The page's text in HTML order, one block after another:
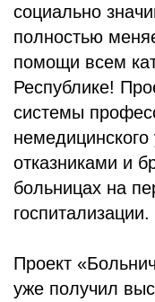
социально
полностью
помощи всем
Республике!
системы
отказниками и
больницах на
госпитализации.
Проект
уже получил